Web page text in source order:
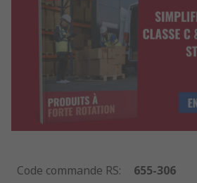
Code commande RS:
655-306